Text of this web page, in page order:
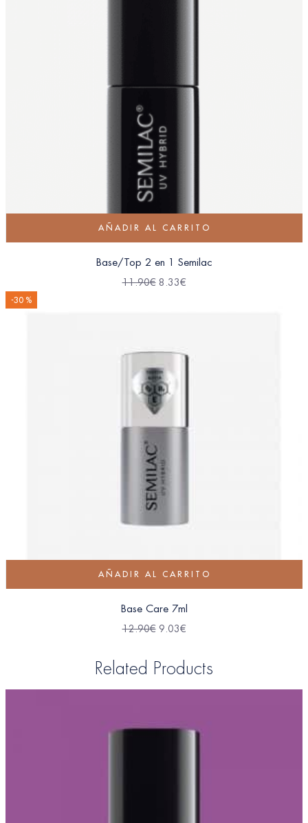
AÑADIR AL CARRITO
Base/Top 2 en 1 Semilac
11.90€ 8.33€
-30 %
AÑADIR AL CARRITO
Base Care 7ml
12.90€ 9.03€
Related Products